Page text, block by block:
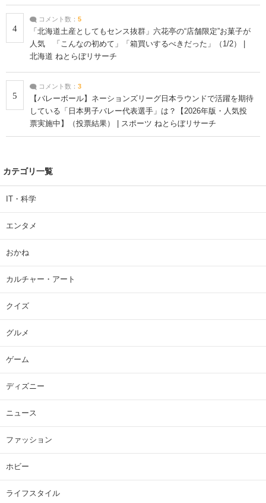
4
コメント数： 5
「北海道土産としてもセンス抜群」六花亭の“店舗限定”お菓子が
人気 「こんなの初めて」「箱買いするべきだった」（1/2） |
北海道 ねとらぼリサーチ
5
コメント数： 3
【バレーボール】ネーションズリーグ日本ラウンドで活躍を期待
している「日本男子バレー代表選手」は？【2026年版・人気投
票実施中】（投票結果） | スポーツ ねとらぼリサーチ
カテゴリ一覧
IT・科学
エンタメ
おかね
カルチャー・アート
クイズ
グルメ
ゲーム
ディズニー
ニュース
ファッション
ホビー
ライフスタイル